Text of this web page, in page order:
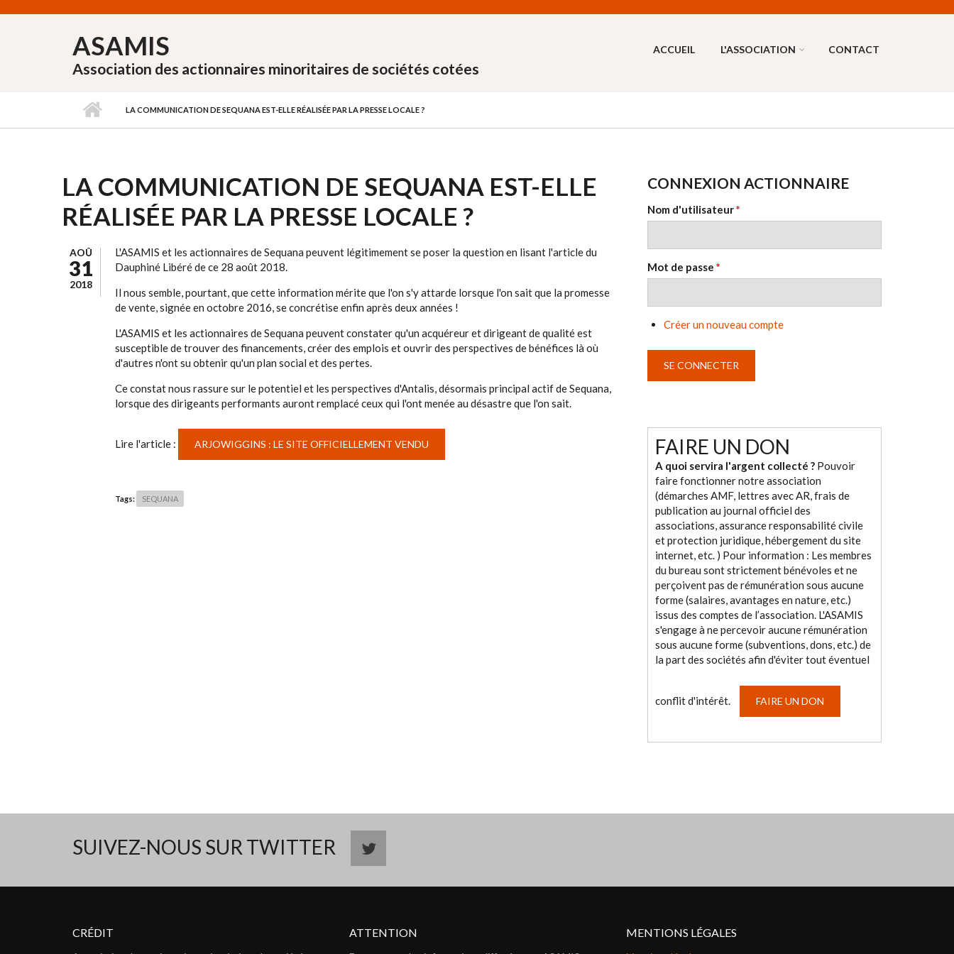
ASAMIS
Association des actionnaires minoritaires de sociétés cotées
ACCUEIL L'ASSOCIATION CONTACT
LA COMMUNICATION DE SEQUANA EST-ELLE RÉALISÉE PAR LA PRESSE LOCALE ?
LA COMMUNICATION DE SEQUANA EST-ELLE
RÉALISÉE PAR LA PRESSE LOCALE ?
AOÛ
31
2018
L'ASAMIS et les actionnaires de Sequana peuvent légitimement se poser la question en lisant l'article du
Dauphiné Libéré de ce 28 août 2018.
Il nous semble, pourtant, que cette information mérite que l'on s'y attarde lorsque l'on sait que la promesse
de vente, signée en octobre 2016, se concrétise enfin après deux années !
L'ASAMIS et les actionnaires de Sequana peuvent constater qu'un acquéreur et dirigeant de qualité est
susceptible de trouver des financements, créer des emplois et ouvrir des perspectives de bénéfices là où
d'autres n'ont su obtenir qu'un plan social et des pertes.
Ce constat nous rassure sur le potentiel et les perspectives d'Antalis, désormais principal actif de Sequana,
lorsque des dirigeants performants auront remplacé ceux qui l'ont menée au désastre que l'on sait.
Lire l'article : ARJOWIGGINS : LE SITE OFFICIELLEMENT VENDU
Tags: SEQUANA
CONNEXION ACTIONNAIRE
Nom d'utilisateur*
Mot de passe *
Créer un nouveau compte
FAIRE UN DON
A quoi servira l'argent collecté ? Pouvoir
faire fonctionner notre association
(démarches AMF, lettres avec AR, frais de
publication au journal officiel des
associations, assurance responsabilité civile
et protection juridique, hébergement du site
internet, etc. ) Pour information : Les membres
du bureau sont strictement bénévoles et ne
perçoivent pas de rémunération sous aucune
forme (salaires, avantages en nature, etc.)
issus des comptes de l’association. L'ASAMIS
s'engage à ne percevoir aucune rémunération
sous aucune forme (subventions, dons, etc.) de
la part des sociétés afin d'éviter tout éventuel
conflit d'intérêt. FAIRE UN DON
SUIVEZ-NOUS SUR TWITTER
CRÉDIT ATTENTION MENTIONS LÉGALES